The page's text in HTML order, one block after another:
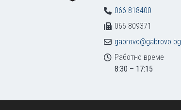
066 818400
066 809371
gabrovo@gabrovo.bg
Работно време
8:30 – 17:15